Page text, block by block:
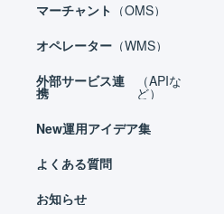
マーチャント （OMS）
オペレーター （WMS）
外部サービス連
携
（APIな
ど）
New運用アイデア集
よくある質問
お知らせ
マルチプ
ーム：
マルチプラットフォームを
明します。